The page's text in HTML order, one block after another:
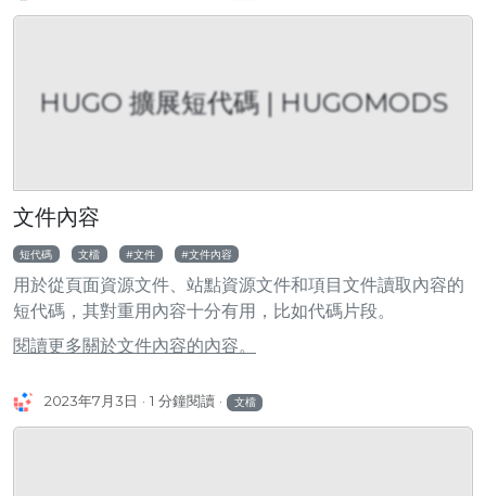
HUGO 擴展短代碼 | HUGOMODS
文件內容
短代碼 文檔 文件 文件內容
用於從頁面資源文件、站點資源文件和項目文件讀取內容的
短代碼，其對重用內容十分有用，比如代碼片段。
閱讀更多關於文件內容的內容。
2023年7月3日 1 分鐘閱讀 文檔